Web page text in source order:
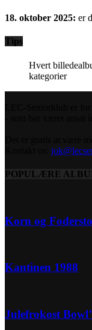
18. oktober 2025: er
Tips
Hvert
kategorier
POPULÆRE
Korn og
Kantinen 1988
Julefrokost